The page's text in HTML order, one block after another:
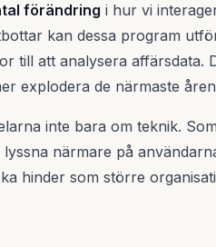
förändring i hur vi
kan dessa program
till att analysera affärsdata.
explodera de närmaste
inte bara om teknik.
närmare på
hinder som större